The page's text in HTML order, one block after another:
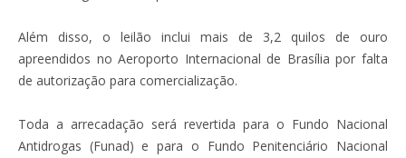
Além disso, o leilão inclui mais de 3,2 quilos de ouro
apreendidos no Aeroporto Internacional de Brasília por falta
de autorização para comercialização.
Toda a arrecadação será revertida para o Fundo Nacional
Antidrogas (Funad) e para o Fundo Penitenciário Nacional